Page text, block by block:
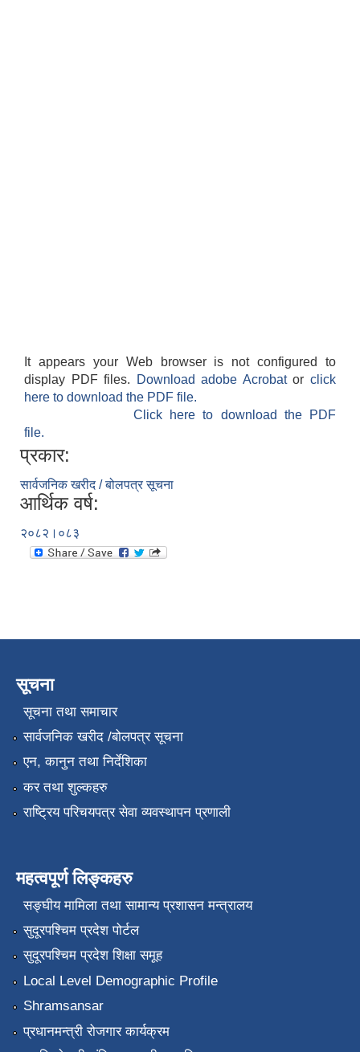
It appears your Web browser is not configured to
display PDF files.
Download adobe Acrobatorclick
here to download the PDF file.
Click here to download the PDF
file.
प्रकार:
सार्वजनिक खरीद / बोलपत्र सूचना
आर्थिक वर्ष:
२०८२।०८३
सूचना
सूचना तथा समाचार
सार्वजनिक खरीद /बोलपत्र सूचना
एन, कानुन तथा निर्देशिका
कर तथा शुल्कहरु
राष्ट्रिय परिचयपत्र सेवा व्यवस्थापन प्रणाली
महत्वपूर्ण लिङ्कहरु
सङ्‍घीय मामिला तथा सामान्य प्रशासन मन्त्रालय
सुदूरपश्चिम प्रदेश पोर्टल
सुदूरपश्चिम प्रदेश शिक्षा समूह
Local Level Demographic Profile
Shramsansar
प्रधानमन्त्री रोजगार कार्यक्रम